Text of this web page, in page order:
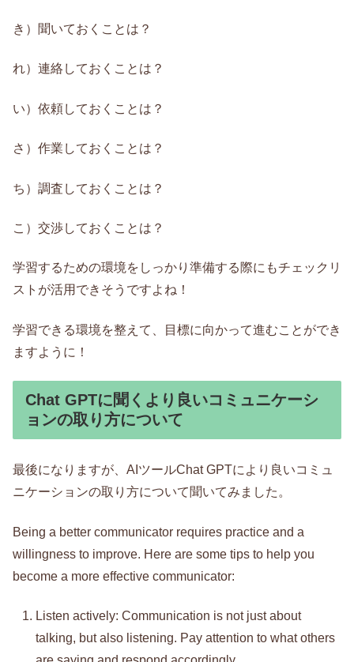
き）聞いておくことは？
れ）連絡しておくことは？
い）依頼しておくことは？
さ）作業しておくことは？
ち）調査しておくことは？
こ）交渉しておくことは？
学習するための環境をしっかり準備する際にもチェックリ
ストが活用できそうですよね！
学習できる環境を整えて、目標に向かって進むことができ
ますように！
Chat GPTに聞くより良いコミュニケーシ
ョンの取り方について
最後になりますが、AIツールChat GPTにより良いコミュ
ニケーションの取り方について聞いてみました。
Being a better communicator requires practice and a
willingness to improve. Here are some tips to help you
become a more effective communicator:
Listen actively: Communication is not just about
talking, but also listening. Pay attention to what others